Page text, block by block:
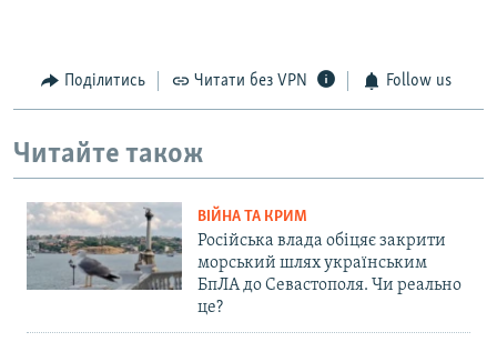
Поділитись Читати без VPN Follow us
Читайте також
ВІЙНА ТА КРИМ
Російська влада обіцяє закрити
морський шлях українським
БпЛА до Севастополя. Чи реально
це?